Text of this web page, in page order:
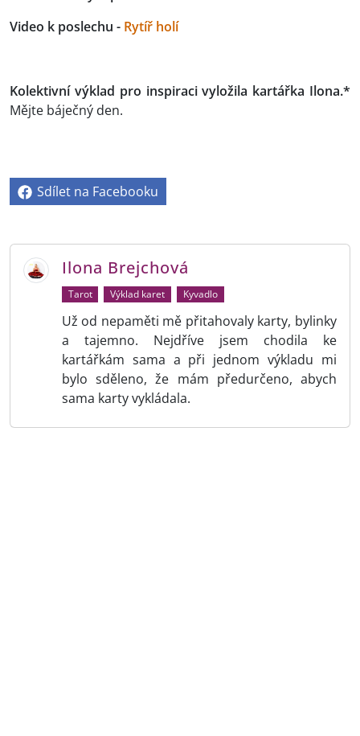
Video k poslechu - Rytíř holí
Kolektivní výklad pro inspiraci vyložila kartářka Ilona.*
Mějte báječný den.
Sdílet na Facebooku
Ilona Brejchová
Tarot Výklad karet Kyvadlo
Už od nepaměti mě přitahovaly karty, bylinky
a tajemno. Nejdříve jsem chodila ke
kartářkám sama a při jednom výkladu mi
bylo sděleno, že mám předurčeno, abych
sama karty vykládala.